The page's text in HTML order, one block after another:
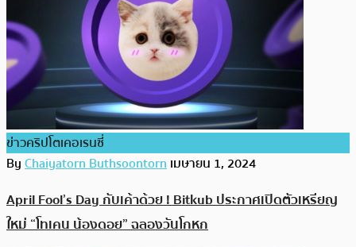
ข่าวคริปโตเคอเรนซี่
ByChaiyatorn Buthsoontornเมษายน 1, 2024
April Fool’s Day กับเค้าด้วย ! Bitkub ประกาศเปิดตัวเหรียญ
ใหม่ “โทเคน น้องดอย” ฉลองวันโกหก